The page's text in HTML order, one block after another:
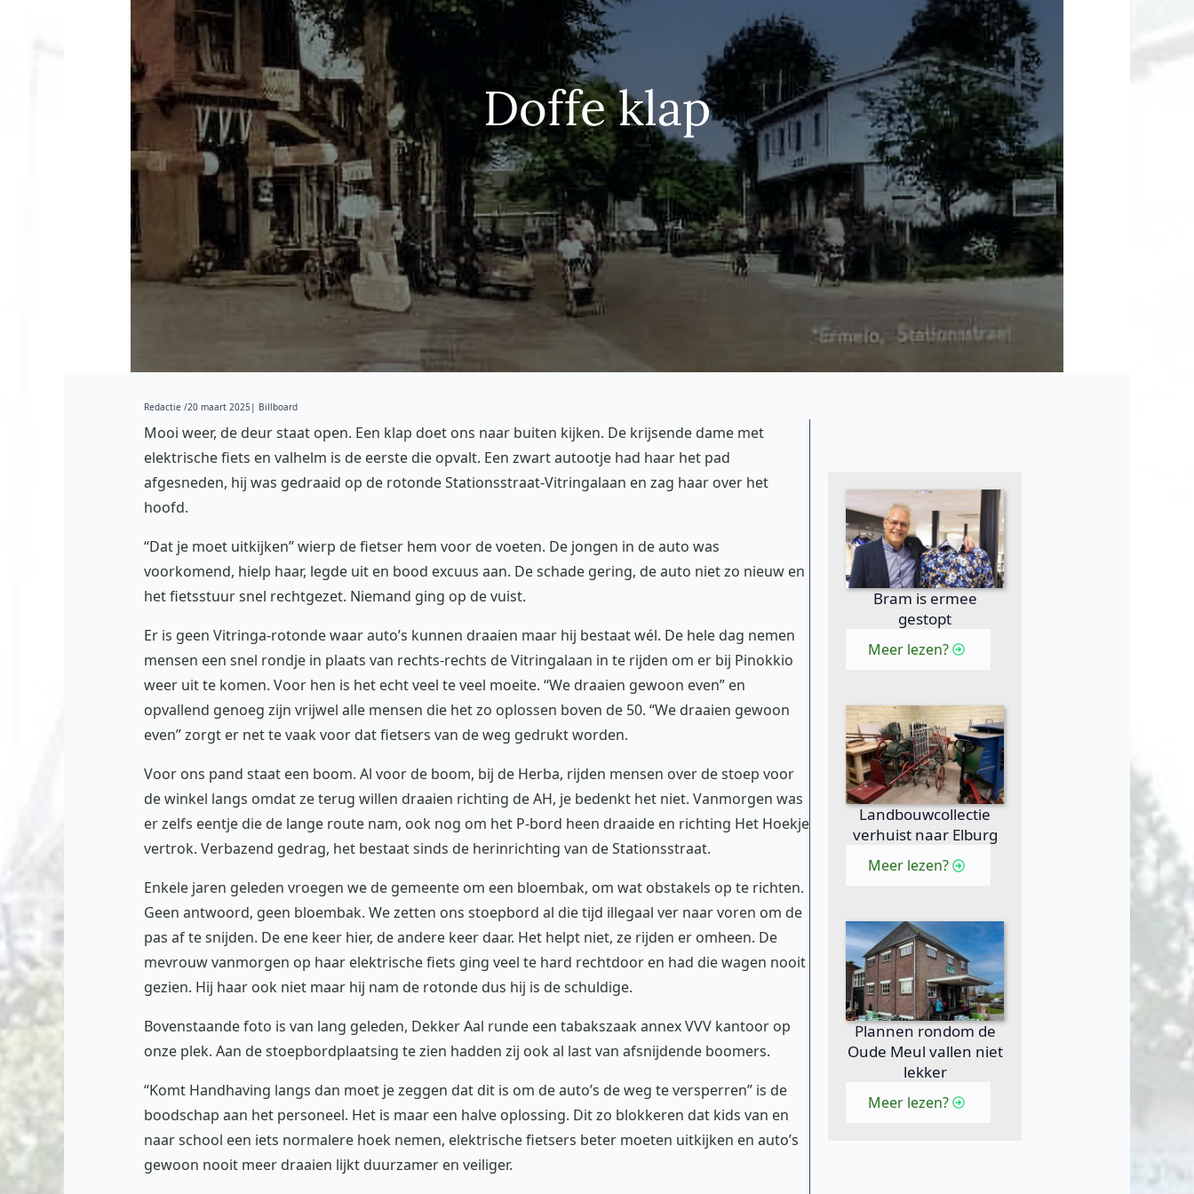
Doffe klap
Redactie /20 maart 2025 | Billboard
Mooi weer, de deur staat open. Een klap doet ons naar buiten kijken. De krijsende dame met
elektrische fiets en valhelm is de eerste die opvalt. Een zwart autootje had haar het pad
afgesneden, hij was gedraaid op de rotonde Stationsstraat-Vitringalaan en zag haar over het
hoofd.
“Dat je moet uitkijken” wierp de fietser hem voor de voeten. De jongen in de auto was
voorkomend, hielp haar, legde uit en bood excuus aan. De schade gering, de auto niet zo nieuw en
het fietsstuur snel rechtgezet. Niemand ging op de vuist.
Er is geen Vitringa-rotonde waar auto’s kunnen draaien maar hij bestaat wél. De hele dag nemen
mensen een snel rondje in plaats van rechts-rechts de Vitringalaan in te rijden om er bij Pinokkio
weer uit te komen. Voor hen is het echt veel te veel moeite. “We draaien gewoon even” en
opvallend genoeg zijn vrijwel alle mensen die het zo oplossen boven de 50. “We draaien gewoon
even” zorgt er net te vaak voor dat fietsers van de weg gedrukt worden.
Voor ons pand staat een boom. Al voor de boom, bij de Herba, rijden mensen over de stoep voor
de winkel langs omdat ze terug willen draaien richting de AH, je bedenkt het niet. Vanmorgen was
er zelfs eentje die de lange route nam, ook nog om het P-bord heen draaide en richting Het Hoekje
vertrok. Verbazend gedrag, het bestaat sinds de herinrichting van de Stationsstraat.
Enkele jaren geleden vroegen we de gemeente om een bloembak, om wat obstakels op te richten.
Geen antwoord, geen bloembak. We zetten ons stoepbord al die tijd illegaal ver naar voren om de
pas af te snijden. De ene keer hier, de andere keer daar. Het helpt niet, ze rijden er omheen. De
mevrouw vanmorgen op haar elektrische fiets ging veel te hard rechtdoor en had die wagen nooit
gezien. Hij haar ook niet maar hij nam de rotonde dus hij is de schuldige.
Bovenstaande foto is van lang geleden, Dekker Aal runde een tabakszaak annex VVV kantoor op
onze plek. Aan de stoepbordplaatsing te zien hadden zij ook al last van afsnijdende boomers.
“Komt Handhaving langs dan moet je zeggen dat dit is om de auto’s de weg te versperren” is de
boodschap aan het personeel. Het is maar een halve oplossing. Dit zo blokkeren dat kids van en
naar school een iets normalere hoek nemen, elektrische fietsers beter moeten uitkijken en auto’s
gewoon nooit meer draaien lijkt duurzamer en veiliger.
Bram is ermee
gestopt
Meer lezen?
Landbouwcollectie
verhuist naar Elburg
Meer lezen?
Plannen rondom de
Oude Meul vallen niet
lekker
Meer lezen?